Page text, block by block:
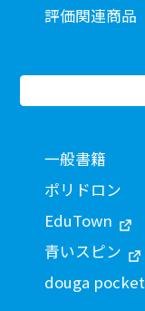
評価関連商品
一般書籍
ポリドロン
EduTown
青いスピン
douga pocket